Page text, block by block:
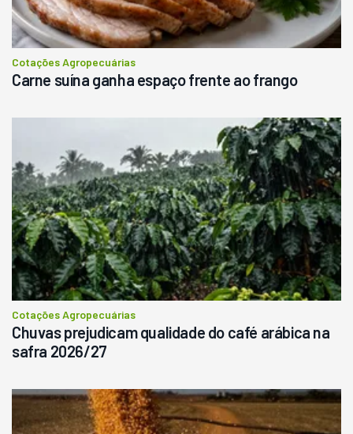
Cotações Agropecuárias
Carne suína ganha espaço frente ao frango
Cotações Agropecuárias
Chuvas prejudicam qualidade do café arábica na
safra 2026/27